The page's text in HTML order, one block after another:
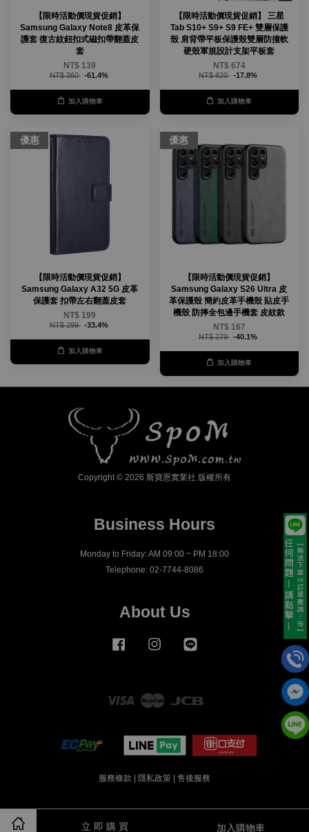
立 即 購 買 加入購物車
【限時活動價現貨促銷】
Samsung Galaxy Note8 皮革保
護套 復古紋鈕扣式磁扣帶翻蓋皮
套
NT$ 139
NT$ 360 -61.4%
加入購物車
【限時活動價現貨促銷】 三星
Tab S10+ S9+ S9 FE+ 雙層保護
殼 肩背帶平板保護殼雙層防撞軟
硬殼軍規設計支架平板套
NT$ 674
NT$ 820 -17.8%
加入購物車
優惠
【限時活動價現貨促銷】
Samsung Galaxy A32 5G 皮革
保護套 扣帶左右翻蓋皮套
NT$ 199
NT$ 299 -33.4%
加入購物車
優惠
【限時活動價現貨促銷】
Samsung Galaxy S26 Ultra 皮
革保護殼 簡約皮革手機殼 貼皮手
機殼 防摔全包邊手機套 皮紋款
NT$ 167
NT$ 279 -40.1%
加入購物車
Copyright © 2026 斯寶恩實業社 版權所有
Business Hours
Monday to Friday: AM 09:00 ~ PM 18:00
Telephone: 02-7744-8086
About Us
Facebook Instagram
Visa Master
服務條款 隱私政策 售後服務